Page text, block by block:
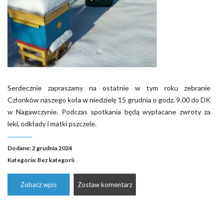
Serdecznie zapraszamy na ostatnie w tym roku zebranie
Członków naszego koła w niedzielę 15 grudnia o godz. 9.00 do DK
w Nagawczynie. Podczas spotkania będą wypłacane zwroty za
leki, odkłady i matki pszczele.
Dodane: 2 grudnia 2024
Kategoria: Bez kategorii
Zobacz wpis Zostaw komentarz